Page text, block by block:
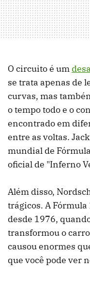
O circuito é um
se trata apenas de
curvas, mas
o tempo todo e o
encontrado em
entre as voltas.
mundial de
oficial de "Inferno
Além disso,
trágicos. A Fórmula
desde 1976,
transformou o
causou enormes
que você pode ver